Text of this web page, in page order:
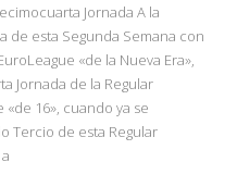
Jornada A la
de esta Segunda Semana con
«de la Nueva Era»,
Jornada de la Regular
«de 16», cuando ya se
Tercio de esta Regular